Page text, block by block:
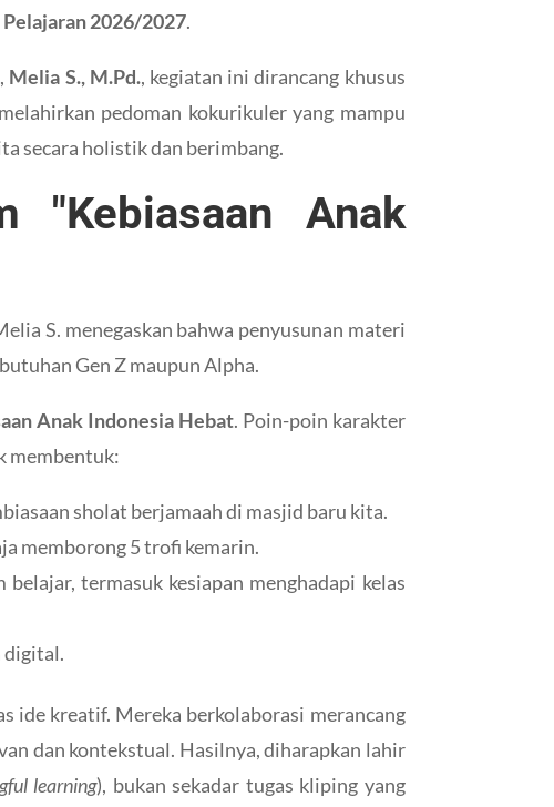
2026/2027.
Melia S., M.Pd., kegiatan ini dirancang khusus
pedoman kokurikuler yang mampu
secara holistik dan berimbang.
"Kebiasaan Anak
S. menegaskan bahwa penyusunan materi
Gen Z maupun Alpha.
Anak Indonesia Hebat. Poin-poin karakter
membentuk:
sholat berjamaah di masjid baru kita.
memborong 5 trofi kemarin.
termasuk kesiapan menghadapi kelas
digital.
ide kreatif. Mereka berkolaborasi merancang
dan kontekstual. Hasilnya, diharapkan lahir
learning), bukan sekadar tugas kliping yang